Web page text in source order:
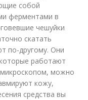
собой
ферментами в
чешуйки
скатать
по-другому. Они
работают
микроскопом, можно
кожу,
средства вы